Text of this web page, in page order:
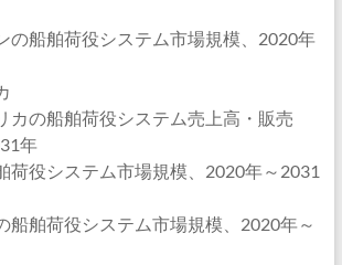
船舶荷役システム市場規模、2020年
の船舶荷役システム売上高・販売
年
役システム市場規模、2020年～2031
舶荷役システム市場規模、2020年～